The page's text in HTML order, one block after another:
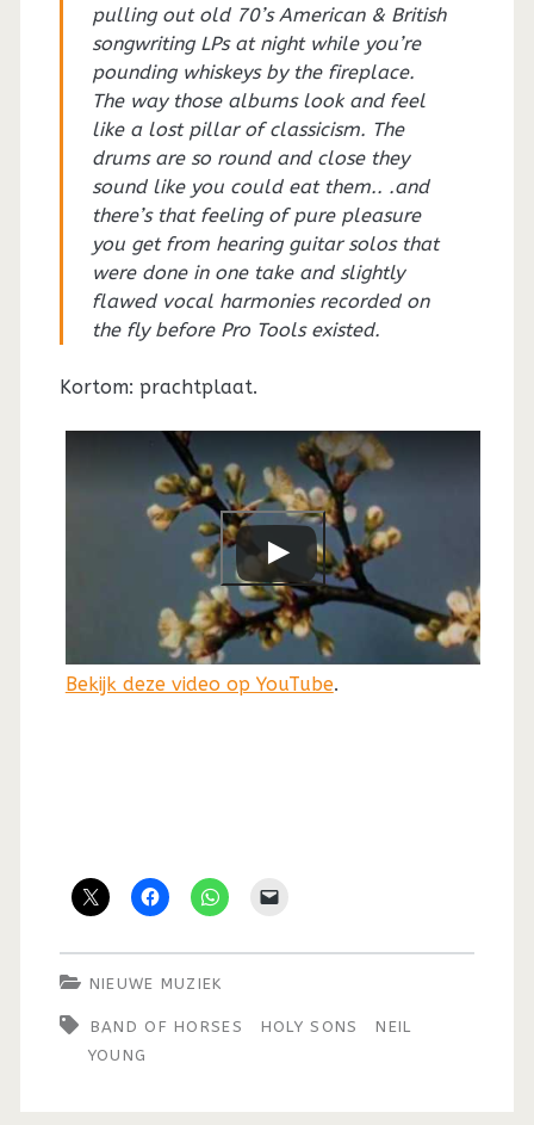
pulling out old 70’s American & British
songwriting LPs at night while you’re
pounding whiskeys by the fireplace.
The way those albums look and feel
like a lost pillar of classicism. The
drums are so round and close they
sound like you could eat them.. .and
there’s that feeling of pure pleasure
you get from hearing guitar solos that
were done in one take and slightly
flawed vocal harmonies recorded on
the fly before Pro Tools existed.
Kortom: prachtplaat.
Bekijk deze video op YouTube.
NIEUWE MUZIEK
BAND OF HORSES HOLY SONS
NEIL
YOUNG